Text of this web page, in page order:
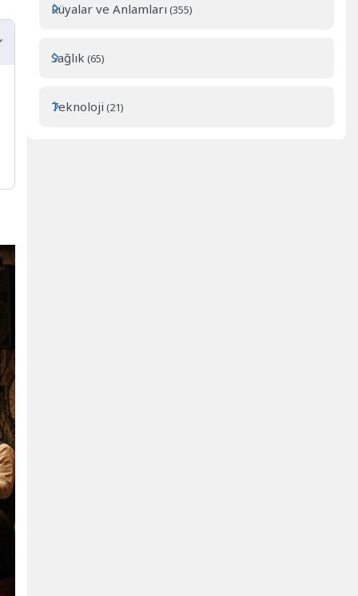
Rüyalar ve Anlamları (355)
Sağlık (65)
Teknoloji (21)